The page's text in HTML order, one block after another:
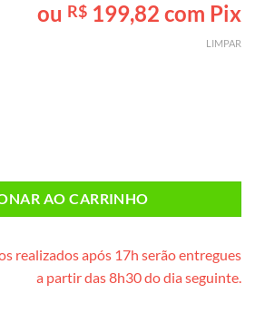
baseado em
de cliente
ou R$ 199,82 com Pix
LIMPAR
AO CARRINHO
realizados após 17h serão entregues
a partir das 8h30 do dia seguinte.